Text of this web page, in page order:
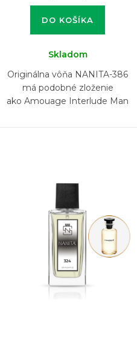
DO KOŠÍKA
Skladom
Originálna vôňa NANITA-386
má podobné zloženie
ako Amouage Interlude Man